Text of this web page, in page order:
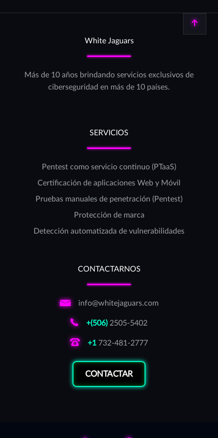
White Jaguars
Más de 10 años brindando servicios exclusivos de
ciberseguridad en más de 10 países.
SERVICIOS
Pentest como servicio continuo (PTaaS)
Certificación de aplicaciones Web y Móvil
Pruebas manuales de penetración (Pentest)
Protección de marca
Detección automatizada de vulnerabilidades
CONTACTARNOS
info@whitejaguars.com
+(506)2505-5402
+1 732-481-2777
CONTACTAR